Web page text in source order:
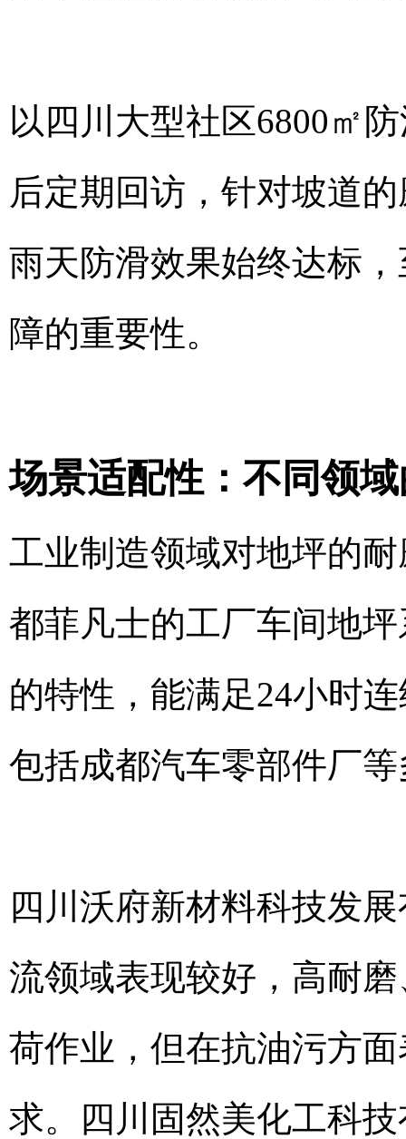
以四川大型社区6800㎡
后定期回访，针对坡道
雨天防滑效果始终达标
障的重要性。
场景适配性：不同领
工业制造领域对地坪的
都菲凡士的工厂车间地
的特性，能满足24小时
包括成都汽车零部件厂
四川沃府新材料科技发
流领域表现较好，高耐
荷作业，但在抗油污方
求。四川固然美化工科